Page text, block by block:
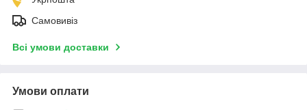
Самовивіз
Всі умови доставки
Умови оплати